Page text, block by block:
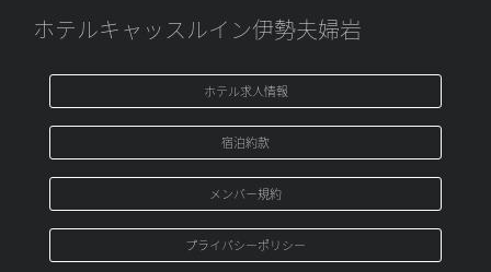
ホテルキャッスルイン伊勢夫婦岩
ホテル求人情報
宿泊約款
メンバ－規約
プライバシーポリシー